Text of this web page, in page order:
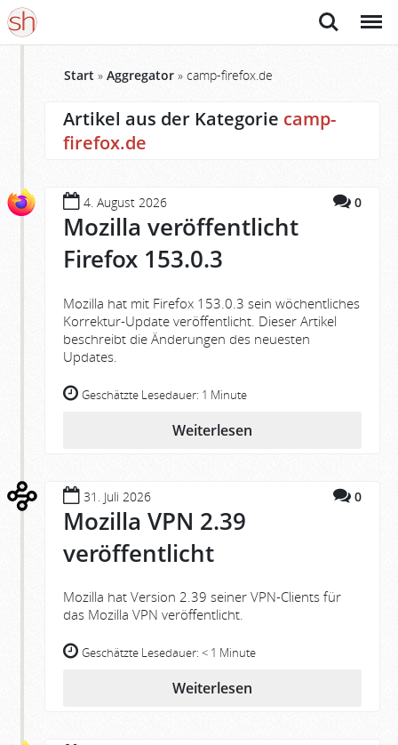
Suche Menü
Start » Aggregator » camp-firefox.de
Artikel aus der Kategorie camp-
firefox.de
4. August 2026 0
Mozilla veröffentlicht
Firefox 153.0.3
Mozilla hat mit Firefox 153.0.3 sein wöchentliches
Korrektur-Update veröffentlicht. Dieser Artikel
beschreibt die Änderungen des neuesten
Updates.
Geschätzte Lesedauer: 1 Minute
Weiterlesen
31. Juli 2026 0
Mozilla VPN 2.39
veröffentlicht
Mozilla hat Version 2.39 seiner VPN-Clients für
das Mozilla VPN veröffentlicht.
Geschätzte Lesedauer: < 1 Minute
Weiterlesen